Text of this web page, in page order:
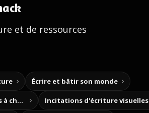
et de ressources
Écrire et bâtir son monde
Créez vos propres aventures à choix Incitations d'écriture visuelles